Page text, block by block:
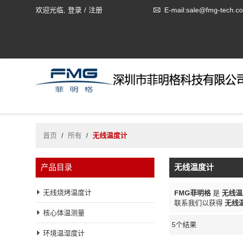
欢迎光临, 登录 / 注册 E-mail:sale@fmg-
首页 / 所有 / 无线温度计
产品目录
无线烧烤温度计
核心体温测量
环境温湿度计
无线温度计
FMG菲明格是 无线
联系我们以获得 无线
5个结果